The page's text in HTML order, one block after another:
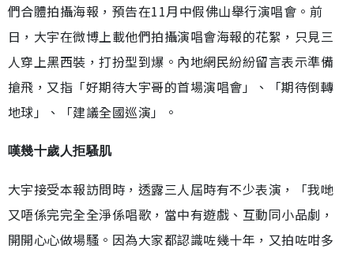
們合體拍攝海報，預告在11月中假佛山舉行演唱會。前
日，大宇在微博上載他們拍攝演唱會海報的花絮，只見三
人穿上黑西裝，打扮型到爆。內地網民紛紛留言表示準備
搶飛，又指「好期待大宇哥的首場演唱會」、「期待倒轉
地球」、「建議全國巡演」。
嘆幾十歲人拒騷肌
大宇接受本報訪問時，透露三人屆時有不少表演，「我哋
又唔係完完全全淨係唱歌，當中有遊戲、互動同小品劇，
開開心心做場騷。因為大家都認識咗幾十年，又拍咗咁多